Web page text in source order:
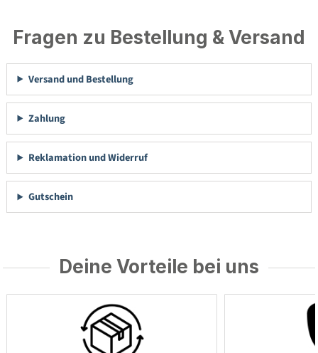
Fragen zu Bestellung & Versand
Versand und Bestellung
Zahlung
Reklamation und Widerruf
Gutschein
Deine Vorteile bei uns